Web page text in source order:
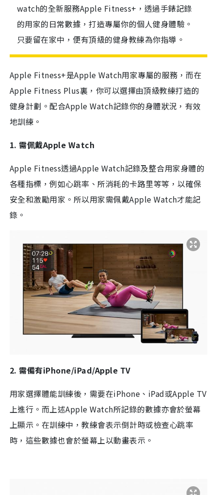
watch的全新服務Apple Fitness+，透過手錶記錄
的用家的日常數據，打造專屬你的個人健身體驗。
只要留在家中，便有頂級的健身教練為你指導。
Apple Fitness+是Apple Watch用家專屬的服務，而在
Apple Fitness Plus裏，你可以選擇由頂級教練打造的
健身計劃。配合Apple Watch記錄你的身體狀況，有效
地訓練。
1. 需佩戴Apple Watch
Apple Fitness透過Apple Watch記錄及整合用家身體的
各種指標，例如心跳率、所消耗的卡路里等等，以確保
安全和激勵用家。所以用家需佩戴Apple Watch才能記
錄。
2. 需備有iPhone/iPad/Apple TV
用家選擇體能訓練後，需要在iPhone 、 iPad或Apple TV
上進行。而上述Apple Watch所記錄的數據亦會於螢幕
上顯示。 在訓練中，教練會表示倒計時或檢查心跳率
時，這些數據也會於螢幕上以動畫表示。